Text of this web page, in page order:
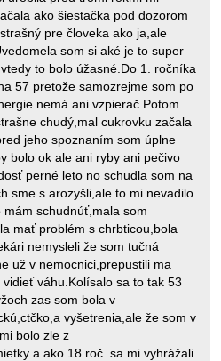
ako šiestačka pod dozorom
pre človeka ako ja,ale
som si aké je to super
to bolo úžasné.Do 1. ročníka
57 pretože samozrejme som po
nemá ani vzpierač.Potom
chudý,mal cukrovku začala
jeho spoznaním som úplne
bolo ok ale ani ryby ani pečivo
perné leto no schudla som na
sme s arozyšli,ale to mi nevadilo
schudnúť,mala som
mať problém s chrbticou,bola
nemysleli že som tučná
už v nemocnici,prepustili ma
váhu.Kolísalo sa to tak 53
zas som bola v
vyšetrenia,ale že som v
bolo zle z
a ako 18 roč. sa mi vyhrážali